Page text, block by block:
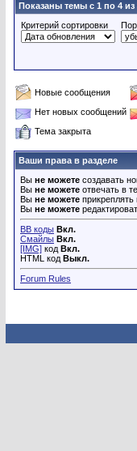
Показаны темы с 1 по 4 из
Критерий сортировки
Новые сообщения
Нет новых сообщений
Тема закрыта
Ваши права в разделе
Вы не можете создавать
Вы не можете отвечать в
Вы не можете
Вы не можете
BB коды Вкл.
Смайлы Вкл.
[IMG] код Вкл.
HTML код Выкл.
Forum Rules